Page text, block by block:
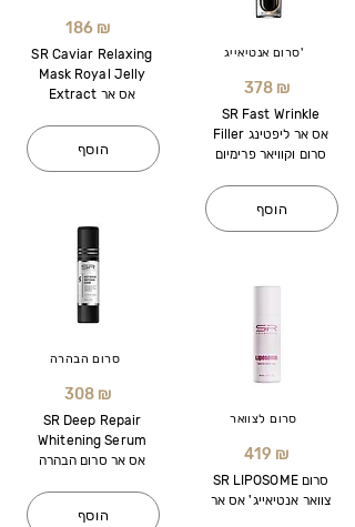
186 ₪
SR Caviar Relaxing
Mask Royal Jelly
Extract אס אר
הוסף
סרום הבהרה
308 ₪
SR Deep Repair
Whitening Serum
אס אר סרום הבהרה
הוסף
סרום אנטיאייג'
378 ₪
SR Fast Wrinkle
Filler אס אר ליפטינג
סרום וקוויאר פרימיום
הוסף
סרום לצוואר
419 ₪
SR LIPOSOME סרום
צוואר אנטיאייג' אס אר